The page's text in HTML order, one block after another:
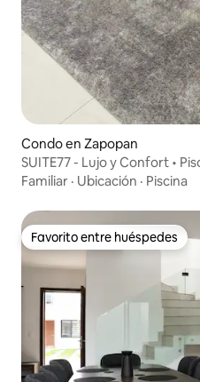
Condo en Zapopan
SUITE77 - Lujo y Confort •
Familiar · Ubicación · Piscina
Favorito entre huéspedes
Favorito entre huéspedes